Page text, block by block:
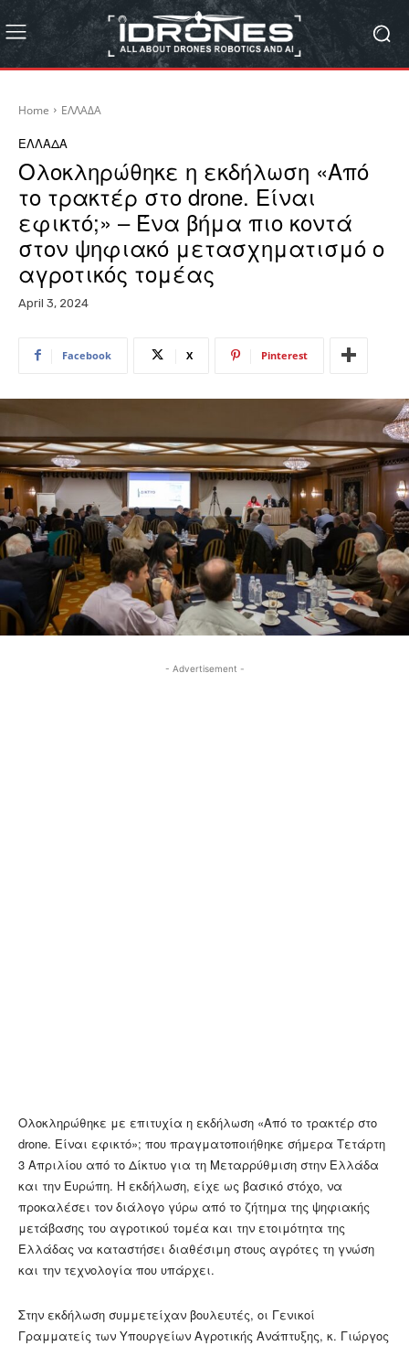
Home ΕΛΛΑΔΑ
ΕΛΛΑΔΑ
Ολοκληρώθηκε η εκδήλωση «Από
το τρακτέρ στο drone. Είναι
εφικτό;» – Ένα βήμα πιο κοντά
στον ψηφιακό μετασχηματισμό ο
αγροτικός τομέας
April 3, 2024
Facebook X Pinterest
- Advertisement -
Ολοκληρώθηκε με επιτυχία η εκδήλωση «Από το τρακτέρ στο
drone. Είναι εφικτό»; που πραγματοποιήθηκε σήμερα Τετάρτη
3 Απριλίου από το Δίκτυο για τη Μεταρρύθμιση στην Ελλάδα
και την Ευρώπη. Η εκδήλωση, είχε ως βασικό στόχο, να
προκαλέσει τον διάλογο γύρω από το ζήτημα της ψηφιακής
μετάβασης του αγροτικού τομέα και την ετοιμότητα της
Ελλάδας να καταστήσει διαθέσιμη στους αγρότες τη γνώση
και την τεχνολογία που υπάρχει.
Στην εκδήλωση συμμετείχαν βουλευτές, οι Γενικοί
Γραμματείς των Υπουργείων Αγροτικής Ανάπτυξης, κ. Γιώργος